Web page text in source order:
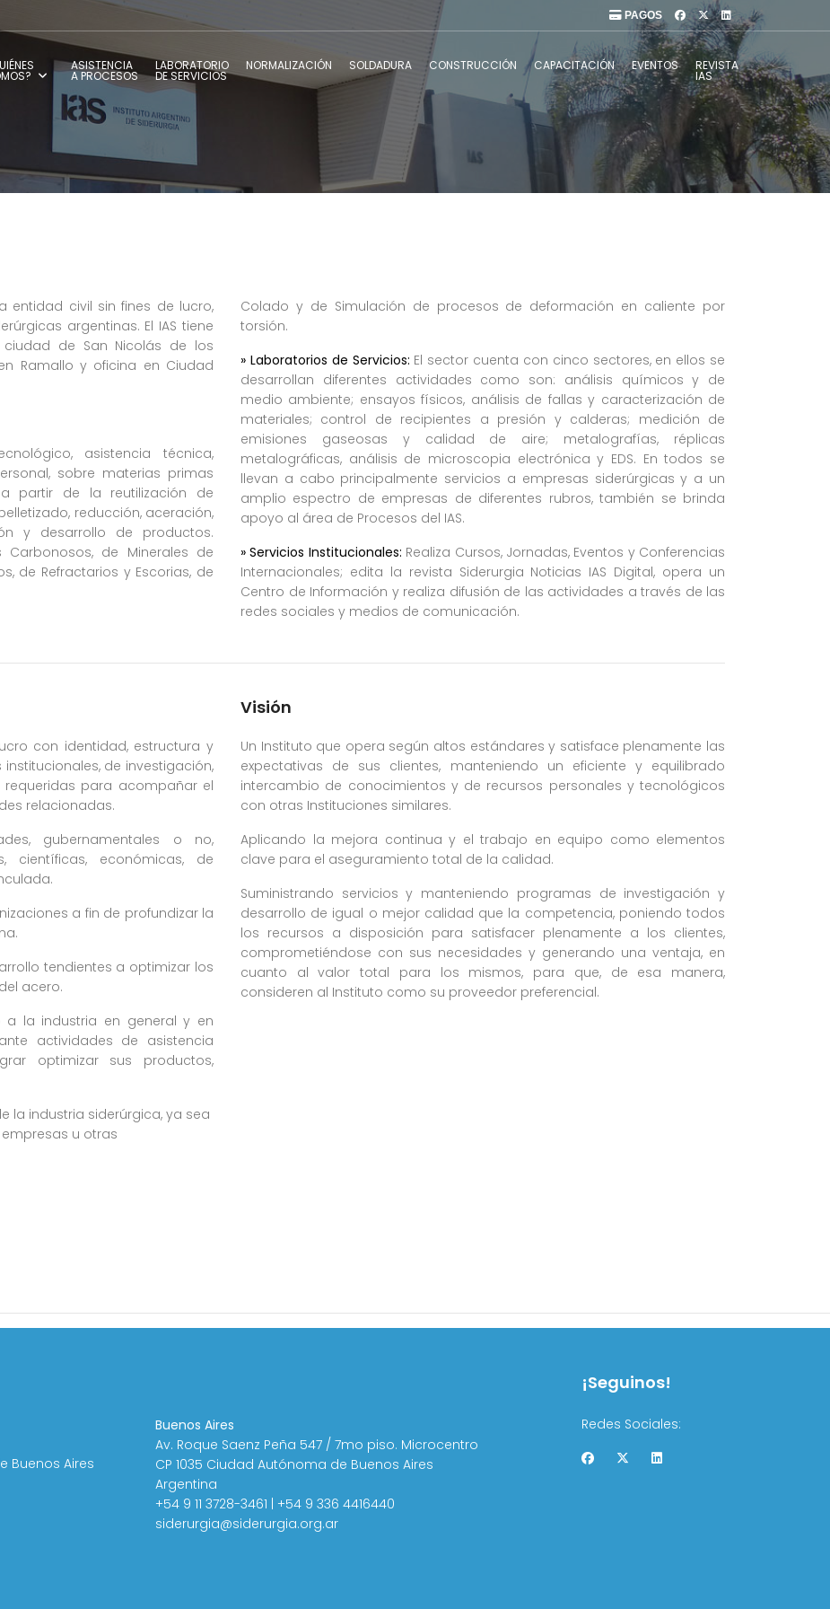
PAGOS
ASISTENCIA
A PROCESOS
LABORATORIO
DE SERVICIOS
NORMALIZACIÓN SOLDADURA CONSTRUCCIÓN CAPACITACIÓN EVENTOS REVISTA
IAS
entidad civil sin fines de lucro,
argentinas. El IAS tiene
de San Nicolás de los
Ramallo y oficina en Ciudad
asistencia técnica,
sobre materias primas
partir de la reutilización de
reducción, aceración,
y desarrollo de productos.
de Minerales de
de Refractarios y Escorias, de
Colado y de Simulación de procesos de deformación en caliente por
torsión.
» Laboratorios de Servicios: El sector cuenta con cinco sectores, en ellos se
desarrollan diferentes actividades como son: análisis químicos y de
medio ambiente; ensayos físicos, análisis de fallas y caracterización de
materiales; control de recipientes a presión y calderas; medición de
emisiones gaseosas y calidad de aire; metalografías, réplicas
metalográficas, análisis de microscopia electrónica y EDS. En todos se
llevan a cabo principalmente servicios a empresas siderúrgicas y a un
amplio espectro de empresas de diferentes rubros, también se brinda
apoyo al área de Procesos del IAS.
» Servicios Institucionales: Realiza Cursos, Jornadas, Eventos y Conferencias
Internacionales; edita la revista Siderurgia Noticias IAS Digital, opera un
Centro de Información y realiza difusión de las actividades a través de las
redes sociales y medios de comunicación.
con identidad, estructura y
de investigación,
para acompañar el
relacionadas.
gubernamentales o no,
científicas, económicas, de
a fin de profundizar la
tendientes a optimizar los
acero.
a la industria en general y en
actividades de asistencia
optimizar sus productos,
la industria siderúrgica, ya sea
u otras
Visión
Un Instituto que opera según altos estándares y satisface plenamente las
expectativas de sus clientes, manteniendo un eficiente y equilibrado
intercambio de conocimientos y de recursos personales y tecnológicos
con otras Instituciones similares.
Aplicando la mejora continua y el trabajo en equipo como elementos
clave para el aseguramiento total de la calidad.
Suministrando servicios y manteniendo programas de investigación y
desarrollo de igual o mejor calidad que la competencia, poniendo todos
los recursos a disposición para satisfacer plenamente a los clientes,
comprometiéndose con sus necesidades y generando una ventaja, en
cuanto al valor total para los mismos, para que, de esa manera,
consideren al Instituto como su proveedor preferencial.
Buenos Aires
Buenos Aires
Av. Roque Saenz Peña 547 / 7mo piso. Microcentro
CP 1035 Ciudad Autónoma de Buenos Aires
Argentina
+54 9 11 3728-3461 | +54 9 336 4416440
siderurgia@siderurgia.org.ar
¡Seguinos!
Redes Sociales: